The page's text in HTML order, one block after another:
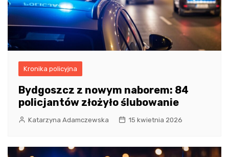
Kronika policyjna
Bydgoszcz z nowym naborem: 84
policjantów złożyło ślubowanie
Katarzyna Adamczewska 15 kwietnia 2026